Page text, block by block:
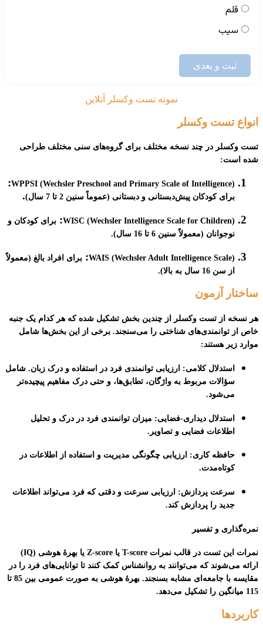
قلم
سیب
ثبت و بعدی
نمونه تست وکسلر آنلاین
انواع تست وکسلر
تست وکسلر در چند نسخه مختلف برای گروه‌های سنی مختلف طراحی
شده است:
WPPSI (Wechsler Preschool and Primary Scale of Intelligence)
:
برای کودکان پیش‌دبستانی و دبستانی (عموماً سنین 2 تا 7 سال) .
WISC (Wechsler Intelligence Scale for Children)
: برای کودکان و
نوجوانان (معمولاً سنین 6 تا 16 سال).
WAIS (Wechsler Adult Intelligence Scale)
: برای افراد بالغ (معمولاً
از سن 16 سال به بالا).
ساختار آزمون
هر نسخه از تست وکسلر از چندین بخش تشکیل شده که هر کدام یک جنبه
خاص از توانمندی‌های شناختی را می‌سنجند. برخی از این بخش‌ها شامل
موارد زیر هستند:
استدلال کلامی: ارزیابی توانمندی فرد در استفاده و درک زبان. شامل
سؤالات مربوط به واژگان، تطابق‌ها، و حتی درک مفاهیم پیچیده‌تر
می‌شود.
استدلال دیداری-فضایی: میزان توانمندی فرد در درک و تحلیل
اطلاعات فضایی و تصاویر.
حافظه کاری: ارزیابی چگونگی مدیریت و استفاده از اطلاعات در
کوتاه‌مدت.
سرعت پردازش: ارزیابی سرعت و دقتی که فرد می‌تواند اطلاعات
جدید را پردازش کند.
نمره‌گذاری و تفسیر
نمرات این تست در قالب نمرات T-score یا Z-score یا بهرۀ هوشی (IQ)
ارائه می‌شوند که می‌توانند به روانشناس کمک کنند تا توانایی‌های فرد را در
مقایسه با جامعه‌ای مشابه بسنجند. بهرۀ هوشی به صورت عمومی بین 85 تا
115 میانگین را تشکیل می‌دهد.
کاربردها